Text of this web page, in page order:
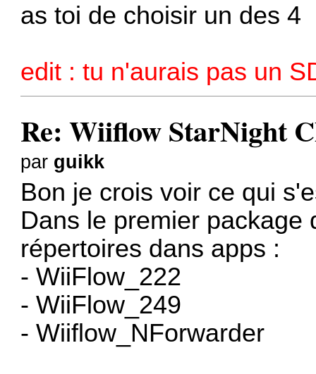
as toi de choisir un des 4
edit : tu n'aurais pas un
Re: Wiiflow StarNight
par guikk
Bon je crois voir ce qui
Dans le premier package
répertoires dans apps :
- WiiFlow_222
- WiiFlow_249
- Wiiflow_NForwarder